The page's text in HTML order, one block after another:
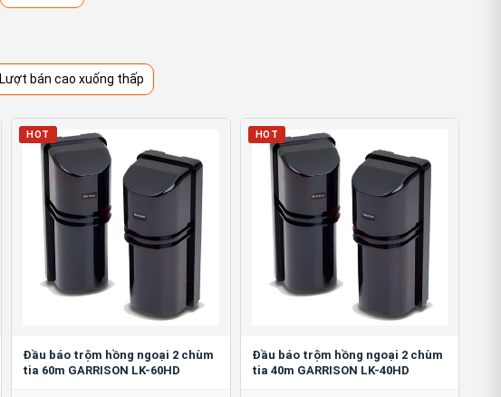
Lượt bán cao xuống thấp
HOT
Đầu báo trộm hồng ngoại 2 chùm
tia 60m GARRISON LK-60HD
HOT
Đầu báo trộm hồng ngoại 2 chùm
tia 40m GARRISON LK-40HD